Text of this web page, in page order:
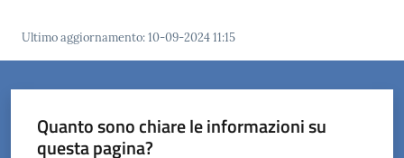
Servizi
Vivere
Borgo
Tossignano
Ultimo aggiornamento:10-09-2024 11:15
Quanto sono chiare le informazioni su
questa pagina?